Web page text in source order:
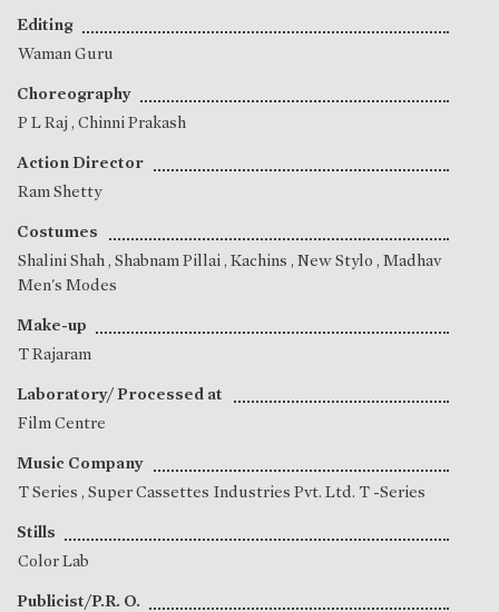
Editing
Waman Guru
Choreography
P L Raj , Chinni Prakash
Action Director
Ram Shetty
Costumes
Shalini Shah, Shabnam Pillai, Kachins , New Stylo , Madhav
Men's Modes
Make-up
T Rajaram
Laboratory/ Processed at
Film Centre
Music Company
T Series , Super Cassettes Industries Pvt. Ltd. T -Series
Stills
Color Lab
Publicist/P.R. O.